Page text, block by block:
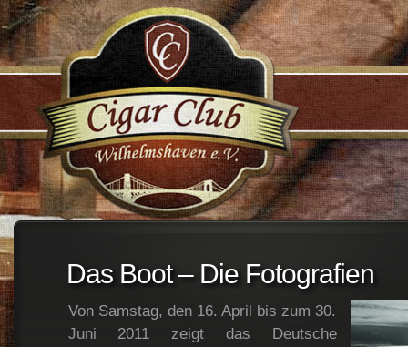
;
Das Boot – Die Fotografien
Von Samstag, den 16. April bis zum 30.
Juni 2011 zeigt das Deutsche